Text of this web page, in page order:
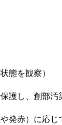
態を観察）
護し、創部汚
発赤）に応じ